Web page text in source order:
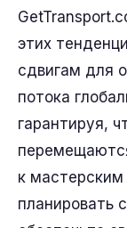
этих
сдвигам для
потока
гарантируя,
к
планировать